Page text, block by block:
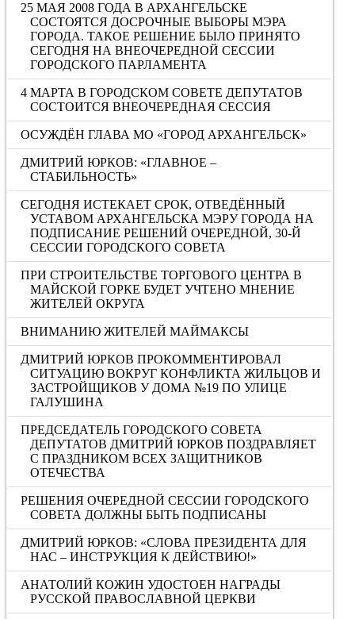
25 МАЯ 2008 ГОДА В АРХАНГЕЛЬСКЕ
СОСТОЯТСЯ ДОСРОЧНЫЕ ВЫБОРЫ МЭРА
ГОРОДА. ТАКОЕ РЕШЕНИЕ БЫЛО ПРИНЯТО
СЕГОДНЯ НА ВНЕОЧЕРЕДНОЙ СЕССИИ
ГОРОДСКОГО ПАРЛАМЕНТА
4 МАРТА В ГОРОДСКОМ СОВЕТЕ ДЕПУТАТОВ
СОСТОИТСЯ ВНЕОЧЕРЕДНАЯ СЕССИЯ
ОСУЖДЁН ГЛАВА МО «ГОРОД АРХАНГЕЛЬСК»
ДМИТРИЙ ЮРКОВ: «ГЛАВНОЕ –
СТАБИЛЬНОСТЬ»
СЕГОДНЯ ИСТЕКАЕТ СРОК, ОТВЕДЁННЫЙ
УСТАВОМ АРХАНГЕЛЬСКА МЭРУ ГОРОДА НА
ПОДПИСАНИЕ РЕШЕНИЙ ОЧЕРЕДНОЙ, 30-Й
СЕССИИ ГОРОДСКОГО СОВЕТА
ПРИ СТРОИТЕЛЬСТВЕ ТОРГОВОГО ЦЕНТРА В
МАЙСКОЙ ГОРКЕ БУДЕТ УЧТЕНО МНЕНИЕ
ЖИТЕЛЕЙ ОКРУГА
ВНИМАНИЮ ЖИТЕЛЕЙ МАЙМАКСЫ
ДМИТРИЙ ЮРКОВ ПРОКОММЕНТИРОВАЛ
СИТУАЦИЮ ВОКРУГ КОНФЛИКТА ЖИЛЬЦОВ И
ЗАСТРОЙЩИКОВ У ДОМА №19 ПО УЛИЦЕ
ГАЛУШИНА
ПРЕДСЕДАТЕЛЬ ГОРОДСКОГО СОВЕТА
ДЕПУТАТОВ ДМИТРИЙ ЮРКОВ ПОЗДРАВЛЯЕТ
С ПРАЗДНИКОМ ВСЕХ ЗАЩИТНИКОВ
ОТЕЧЕСТВА
РЕШЕНИЯ ОЧЕРЕДНОЙ СЕССИИ ГОРОДСКОГО
СОВЕТА ДОЛЖНЫ БЫТЬ ПОДПИСАНЫ
ДМИТРИЙ ЮРКОВ: «CЛОВА ПРЕЗИДЕНТА ДЛЯ
НАС – ИНСТРУКЦИЯ К ДЕЙСТВИЮ!»
АНАТОЛИЙ КОЖИН УДОСТОЕН НАГРАДЫ
РУССКОЙ ПРАВОСЛАВНОЙ ЦЕРКВИ